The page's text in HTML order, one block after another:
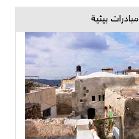
مبادرات بيئية